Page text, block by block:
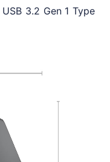
3.2 Gen 1 Type